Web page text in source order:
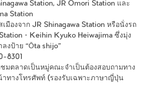
Station, JR Omori Station และ
Station
มืองจาก JR Shinagawa Station หรือนั่งรถ
・Keihin Kyuko Heiwajima ซึ่งมุ่ง
งป้าย “Ōta shijo”
8301
มตลาดเป็นหมู่คณะจำเป็นต้องสอบถามทาง
ทางโทรศัพท์ (รองรับเฉพาะภาษาญี่ปุ่น